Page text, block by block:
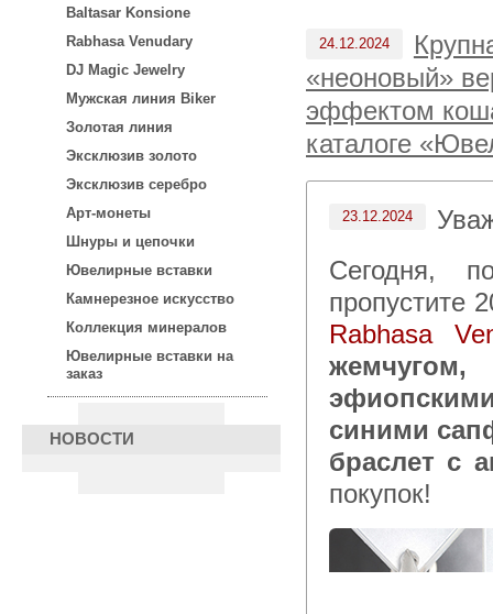
Baltasar Konsione
Rabhasa Venudary
DJ Magic Jewelry
Мужская линия Biker
Золотая линия
Эксклюзив золото
Эксклюзив серебро
Арт-монеты
Шнуры и цепочки
Ювелирные вставки
Камнерезное искусство
Коллекция минералов
Ювелирные вставки на
заказ
НОВОСТИ
24.12.2024
«неоновый»
эффектом
каталоге
23.12.2024
Сегодня, после 15:00 по московскому времени не
пропустите
Rabhasa
жемчугом,
синими
браслет с
покупок!